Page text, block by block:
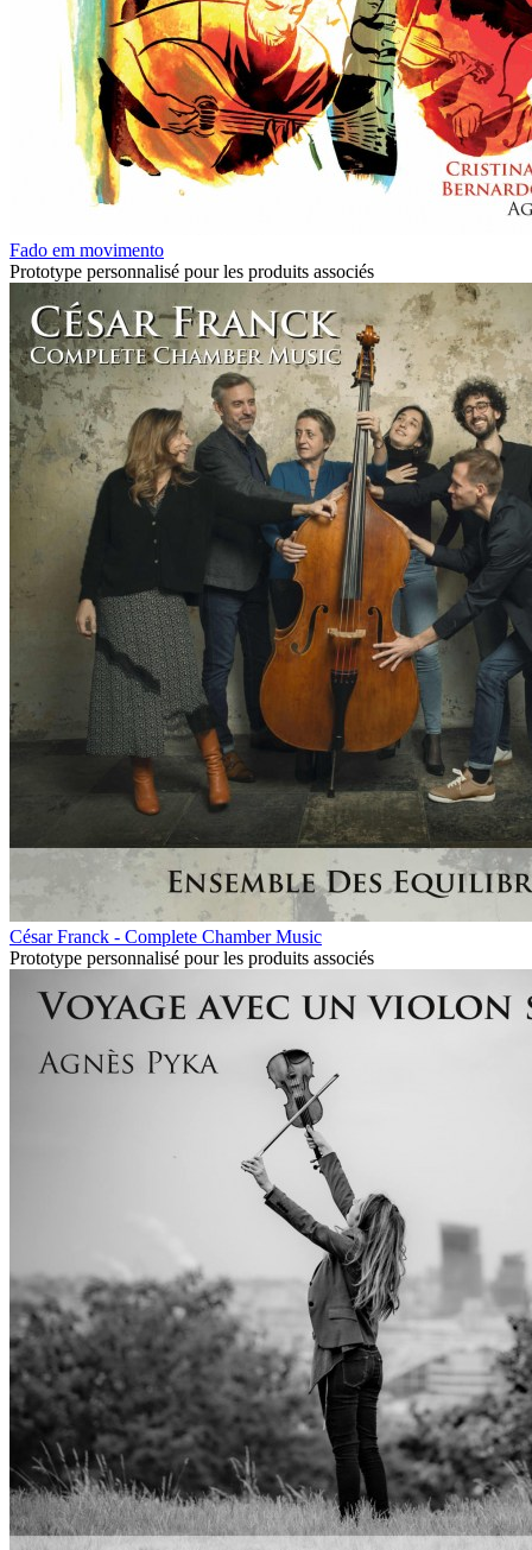
Fado em movimento
Prototype personnalisé pour les produits associés
César Franck - Complete Chamber Music
Prototype personnalisé pour les produits associés